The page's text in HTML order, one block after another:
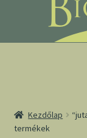
navigációhoz
tartalomba
Kezdőlap
termékek